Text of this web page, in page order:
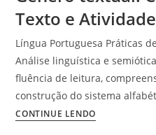
e
Texto e
Língua Portuguesa Práticas
Análise linguística e
fluência de leitura,
construção do sistema
CONTINUE LENDOGênero